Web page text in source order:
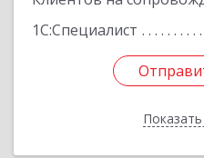
1С:Специалист